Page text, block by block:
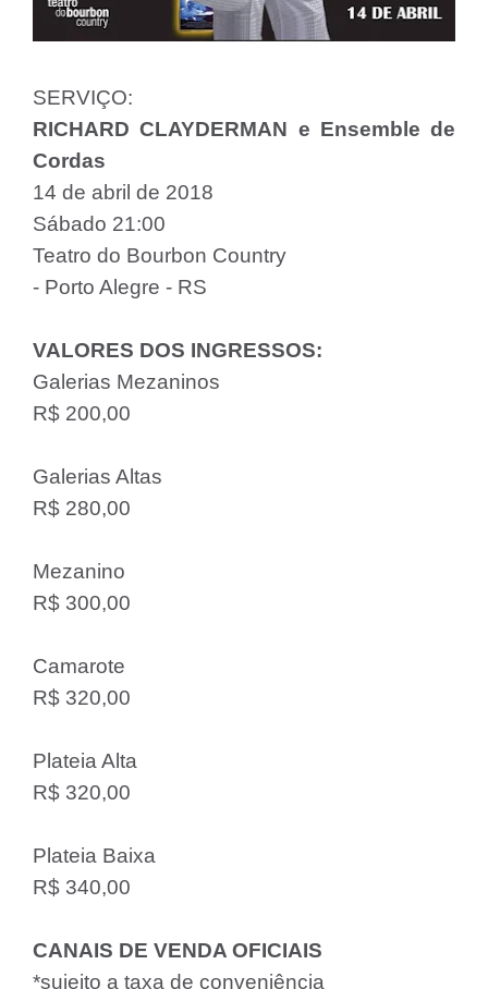
SERVIÇO:
RICHARD CLAYDERMAN e Ensemble de
Cordas
14 de abril de 2018
Sábado 21:00
Teatro do Bourbon Country
- Porto Alegre - RS
VALORES DOS INGRESSOS:
Galerias Mezaninos
R$ 200,00
Galerias Altas
R$ 280,00
Mezanino
R$ 300,00
Camarote
R$ 320,00
Plateia Alta
R$ 320,00
Plateia Baixa
R$ 340,00
CANAIS DE VENDA OFICIAIS
*sujeito a taxa de conveniência